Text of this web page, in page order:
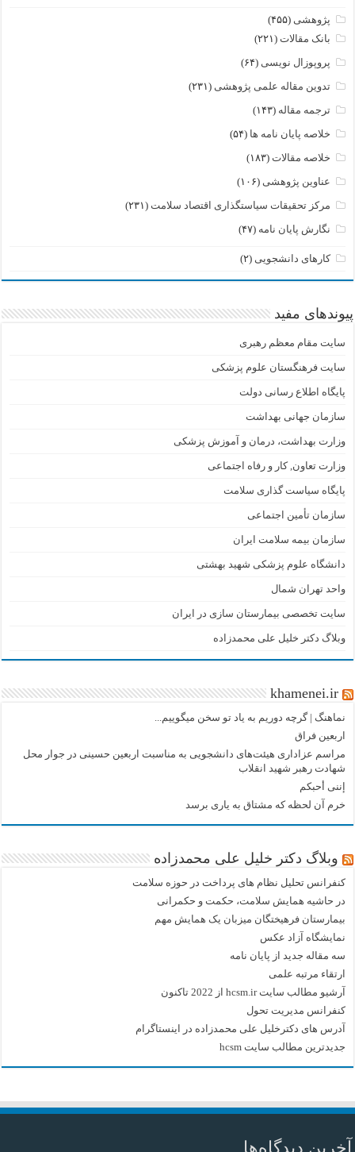
پژوهشی (۴۵۵)
بانک مقالات (۲۲۱)
پروپوزال نویسی (۶۴)
تدوین مقاله علمی پژوهشی (۲۳۱)
ترجمه مقاله (۱۴۳)
خلاصه پایان نامه ها (۵۴)
خلاصه مقالات (۱۸۳)
عناوین پژوهشی (۱۰۶)
مرکز تحقیقات سیاستگذاری اقتصاد سلامت (۲۳۱)
نگارش پایان نامه (۴۷)
کارهای دانشجویی (۲)
پیوندهای مفید
سایت مقام معظم رهبری
سایت فرهنگستان علوم پزشکی
پایگاه اطلاع رسانی دولت
سازمان جهانی بهداشت
وزارت بهداشت، درمان و آموزش پزشکی
وزارت تعاون, کار و رفاه اجتماعی
پایگاه سیاست گذاری سلامت
سازمان تأمین اجتماعی
سازمان بیمه سلامت ایران
دانشگاه علوم پزشکی شهید بهشتی
واحد تهران شمال
سایت تخصصی بیمارستان سازی در ایران
وبلاگ دکتر خلیل علی محمدزاده
khamenei.ir
نماهنگ |‌ گرچه دوریم به یاد تو سخن میگوییم...
اربعین فراق
مراسم عزاداری هیئت‌های دانشجویی به مناسبت اربعین حسینی در جوار محل
شهادت رهبر شهید انقلاب
إننی أحبکم
خرم آن لحظه که مشتاق به یاری برسد
وبلاگ دکتر خلیل علی محمدزاده
کنفرانس تحلیل نظام های پرداخت در حوزه سلامت
در حاشیه همایش سلامت، حکمت و حکمرانی
بیمارستان فرهیختگان میزبان یک همایش مهم
نمایشگاه آزاد عکس
سه مقاله جدید از پایان نامه
ارتقاء مرتبه علمی
آرشیو مطالب سایت hcsm.ir از 2022 تاکنون
کنفرانس مدیریت تحول
آدرس های دکترخلیل علی محمدزاده در اینستاگرام
جدیدترین مطالب سایت hcsm
آخرین دیدگاه‌ها